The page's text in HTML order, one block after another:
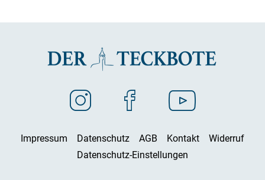
Impressum Datenschutz AGB Kontakt
Widerruf
Datenschutz-Einstellungen